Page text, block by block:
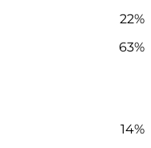
22%
63%
14%